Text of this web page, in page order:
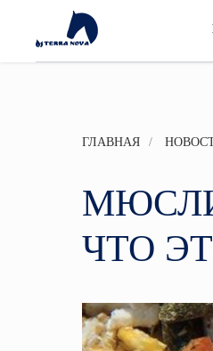
ГЛАВНАЯ /
ЧТО